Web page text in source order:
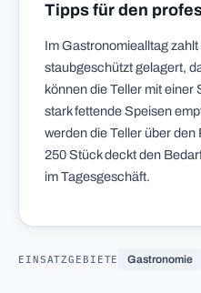
Tipps für den
Im Gastronomiealltag
staubgeschützt gelagert,
können die Teller mit
stark fettende Speisen
werden die Teller über
250 Stück deckt den
im Tagesgeschäft.
EINSATZGEBIETE Gastronomie